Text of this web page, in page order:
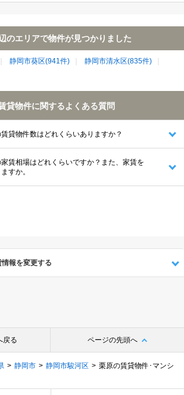
のエリアで物件が見つかりました
静岡市葵区(941件)
静岡市清水区(835件)
貸物件に関するよくある質問
貸物件数はどれくらいありますか？
賃相場はどれくらいですか？また、家賃を
すか。
報を変更する
戻る ページの先頭へ
静岡市 静岡市駿河区
栗原の賃貸物件･マンシ